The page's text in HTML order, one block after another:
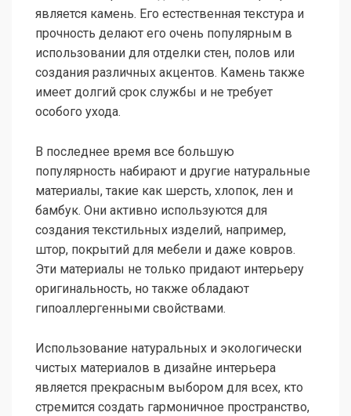
является камень. Его естественная текстура и
прочность делают его очень популярным в
использовании для отделки стен, полов или
создания различных акцентов. Камень также
имеет долгий срок службы и не требует
особого ухода.
В последнее время все большую
популярность набирают и другие натуральные
материалы, такие как шерсть, хлопок, лен и
бамбук. Они активно используются для
создания текстильных изделий, например,
штор, покрытий для мебели и даже ковров.
Эти материалы не только придают интерьеру
оригинальность, но также обладают
гипоаллергенными свойствами.
Использование натуральных и экологически
чистых материалов в дизайне интерьера
является прекрасным выбором для всех, кто
стремится создать гармоничное пространство,